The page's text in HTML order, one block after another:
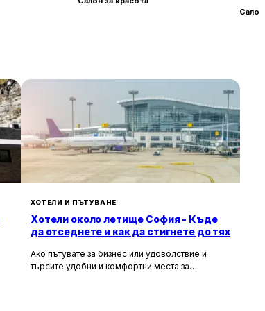
ХОТЕЛИ И ПЪТУВАНЕ
Хотели около летище София - Къде
да отседнете и как да стигнете до тях
Ако пътувате за бизнес или удоволствие и
търсите удобни и комфортни места за